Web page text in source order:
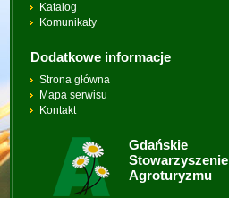
Katalog
Komunikaty
Dodatkowe informacje
Strona główna
Mapa serwisu
Kontakt
Gdańskie
Stowarzyszenie
Agroturyzmu